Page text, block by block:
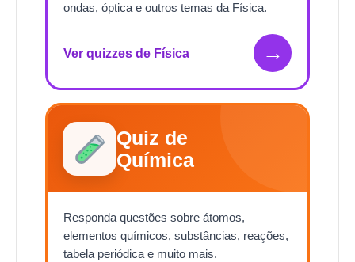
ondas, óptica e outros temas da Física.
Ver quizzes de Física →
Quiz de
Química
Responda questões sobre átomos,
elementos químicos, substâncias, reações,
tabela periódica e muito mais.